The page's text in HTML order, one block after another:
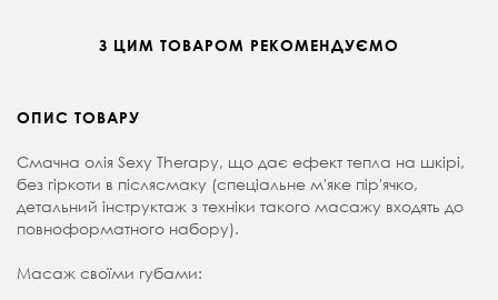
З ЦИМ ТОВАРОМ РЕКОМЕНДУЄМО
ОПИС ТОВАРУ
Смачна олія Sexy Therapy, що дає ефект тепла на шкірі,
без гіркоти в післясмаку (спеціальне м'яке пір'ячко,
детальний інструктаж з техніки такого масажу входять до
повноформатного набору).
Масаж своїми губами: